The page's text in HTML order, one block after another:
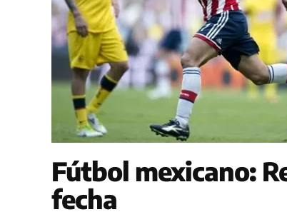
Fútbol mexicano:
fecha